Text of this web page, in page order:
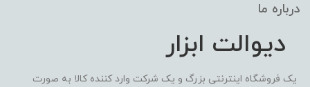
درباره ما
دیوالت ابزار
یک فروشگاه اینترنتی بزرگ و یک شرکت وارد کننده کالا به صورت